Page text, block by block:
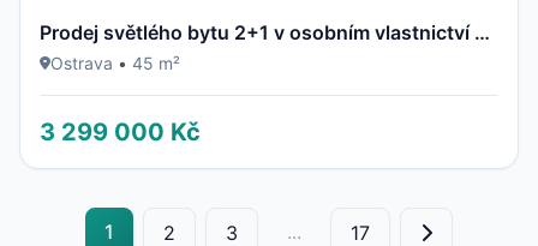
Prodej světlého bytu 2+1 v osobním vlastnictví – Ostrava, Dubina (ul. Jaroslava Misky)
Ostrava • 45 m²
3 299 000 Kč
1 2 3 ... 17